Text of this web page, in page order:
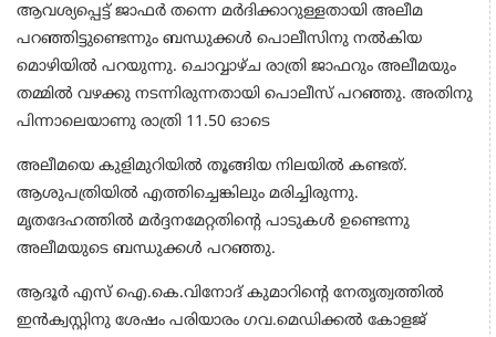
ആവശ്യപ്പെട്ട് ജാഫര്‍ തന്നെ മര്‍ദിക്കാറുള്ളതായി അലീമ
പറഞ്ഞിട്ടുണ്ടെന്നും ബന്ധുക്കള്‍ പൊലീസിനു നല്‍കിയ
മൊഴിയില്‍ പറയുന്നു. ചൊവ്വാഴ്ച രാത്രി ജാഫറും അലീമയും
തമ്മില്‍ വഴക്കു നടന്നിരുന്നതായി പൊലീസ് പറഞ്ഞു. അതിനു
പിന്നാലെയാണു രാത്രി 11.50 ഓടെ
അലീമയെ കുളിമുറിയില്‍ തൂങ്ങിയ നിലയില്‍ കണ്ടത്.
ആശുപത്രിയില്‍ എത്തിച്ചെങ്കിലും മരിച്ചിരുന്നു.
മൃതദേഹത്തില്‍ മര്‍ദ്ദനമേറ്റതിന്റെ പാടുകള്‍ ഉണ്ടെന്നു
അലീമയുടെ ബന്ധുക്കള്‍ പറഞ്ഞു.
ആദൂര്‍ എസ് ഐ.കെ.വിനോദ് കുമാറിന്റെ നേതൃത്വത്തില്‍
ഇന്‍ക്വസ്റ്റിനു ശേഷം പരിയാരം ഗവ.മെഡിക്കല്‍ കോളജ്